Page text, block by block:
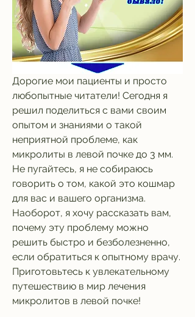
Дорогие мои пациенты и просто
любопытные читатели! Сегодня я
решил поделиться с вами своим
опытом и знаниями о такой
неприятной проблеме, как
микролиты в левой почке до 3 мм.
Не пугайтесь, я не собираюсь
говорить о том, какой это кошмар
для вас и вашего организма.
Наоборот, я хочу рассказать вам,
почему эту проблему можно
решить быстро и безболезненно,
если обратиться к опытному врачу.
Приготовьтесь к увлекательному
путешествию в мир лечения
микролитов в левой почке!